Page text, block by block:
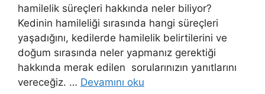
hamilelik süreçleri hakkında neler biliyor?
Kedinin hamileliği sırasında hangi süreçleri
yaşadığını, kedilerde hamilelik belirtilerini ve
doğum sırasında neler yapmanız gerektiği
hakkında merak edilen sorularınızın yanıtlarını
vereceğiz. … Devamını oku